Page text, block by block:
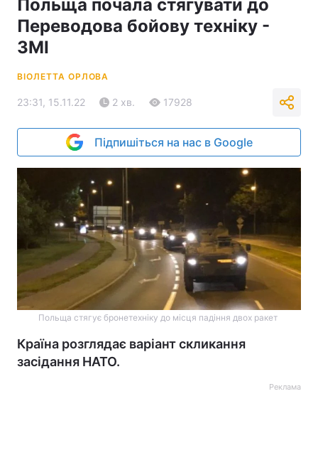
Польща почала стягувати до
Переводова бойову техніку -
ЗМІ
ВІОЛЕТТА ОРЛОВА
23:31, 15.11.22 2 хв. 17928
Підпишіться на нас в Google
Польща стягує бронетехніку до місця падіння двох ракет
Країна розглядає варіант скликання
засідання НАТО.
Реклама